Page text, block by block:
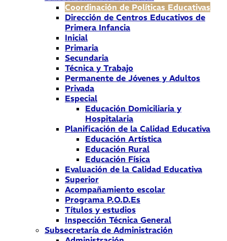
Coordinación de Políticas Educativas
Dirección de Centros Educativos de
Primera Infancia
Inicial
Primaria
Secundaria
Técnica y Trabajo
Permanente de Jóvenes y Adultos
Privada
Especial
Educación Domiciliaria y
Hospitalaria
Planificación de la Calidad Educativa
Educación Artística
Educación Rural
Educación Física
Evaluación de la Calidad Educativa
Superior
Acompañamiento escolar
Programa P.O.D.Es
Títulos y estudios
Inspección Técnica General
Subsecretaría de Administración